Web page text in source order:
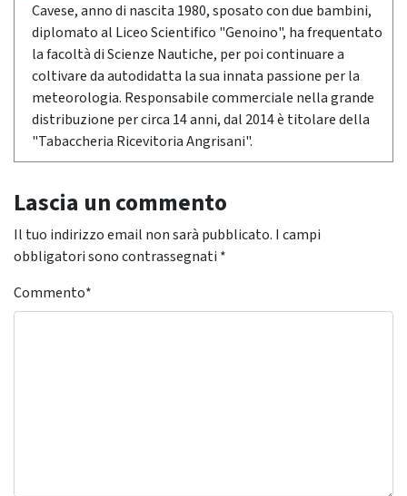
Cavese, anno di nascita 1980, sposato con due bambini,
diplomato al Liceo Scientifico "Genoino", ha frequentato
la facoltà di Scienze Nautiche, per poi continuare a
coltivare da autodidatta la sua innata passione per la
meteorologia. Responsabile commerciale nella grande
distribuzione per circa 14 anni, dal 2014 è titolare della
"Tabaccheria Ricevitoria Angrisani".
Lascia un commento
Il tuo indirizzo email non sarà pubblicato. I campi
obbligatori sono contrassegnati *
Commento*